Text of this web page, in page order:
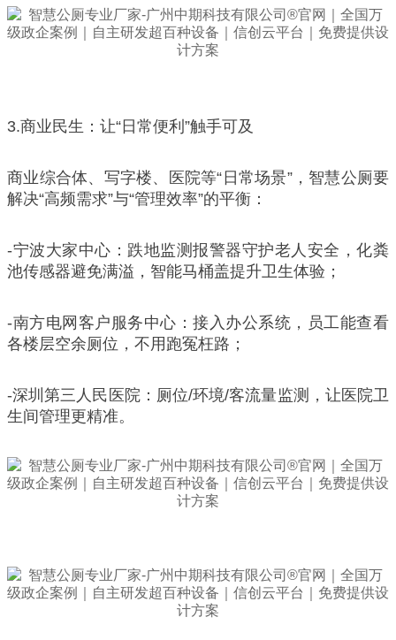
3.商业民生：让“日常便利”触手可及
商业综合体、写字楼、医院等“日常场景”，智慧公厕要
解决“高频需求”与“管理效率”的平衡：
-宁波大家中心：跌地监测报警器守护老人安全，化粪
池传感器避免满溢，智能马桶盖提升卫生体验；
-南方电网客户服务中心：接入办公系统，员工能查看
各楼层空余厕位，不用跑冤枉路；
-深圳第三人民医院：厕位/环境/客流量监测，让医院卫
生间管理更精准。